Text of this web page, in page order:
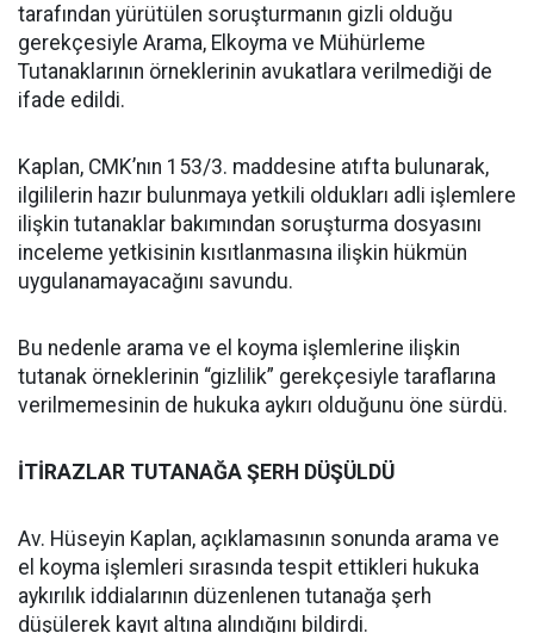
tarafından yürütülen soruşturmanın gizli olduğu
gerekçesiyle Arama, Elkoyma ve Mühürleme
Tutanaklarının örneklerinin avukatlara verilmediği de
ifade edildi.
Kaplan, CMK’nın 153/3. maddesine atıfta bulunarak,
ilgililerin hazır bulunmaya yetkili oldukları adli işlemlere
ilişkin tutanaklar bakımından soruşturma dosyasını
inceleme yetkisinin kısıtlanmasına ilişkin hükmün
uygulanamayacağını savundu.
Bu nedenle arama ve el koyma işlemlerine ilişkin
tutanak örneklerinin “gizlilik” gerekçesiyle taraflarına
verilmemesinin de hukuka aykırı olduğunu öne sürdü.
İTİRAZLAR TUTANAĞA ŞERH DÜŞÜLDÜ
Av. Hüseyin Kaplan, açıklamasının sonunda arama ve
el koyma işlemleri sırasında tespit ettikleri hukuka
aykırılık iddialarının düzenlenen tutanağa şerh
düşülerek kayıt altına alındığını bildirdi.